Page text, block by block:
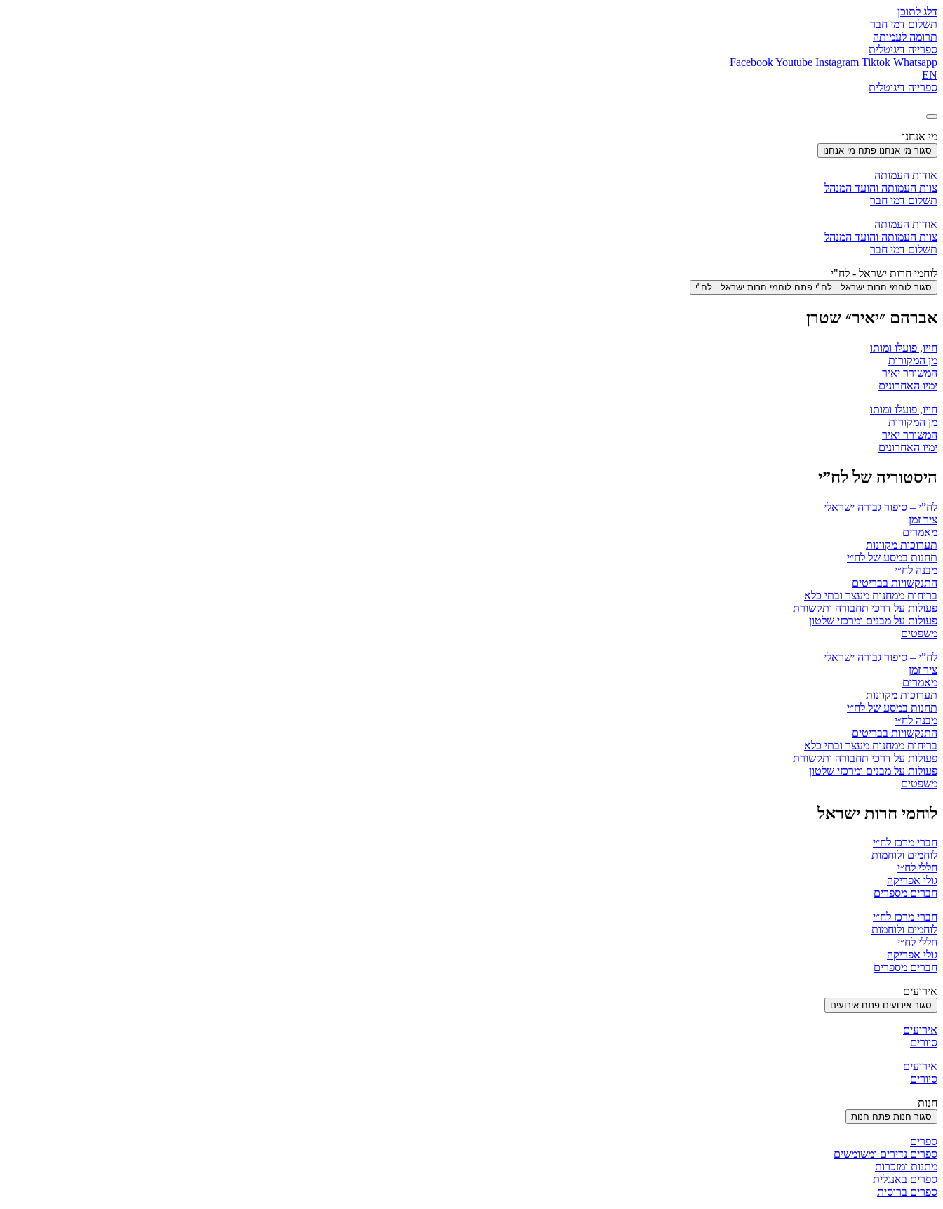
דלג לתוכן
תשלום דמי חבר
תרומה לעמותה
ספרייה דיגיטלית
FacebookYoutube Instagram Tiktok Whatsapp
EN
ספרייה דיגיטלית
מי אנחנו
סגור מי אנחנו פתח מי אנחנו
אודות העמותה
צוות העמותה והועד המנהל
תשלום דמי חבר
אודות העמותה
צוות העמותה והועד המנהל
תשלום דמי חבר
לוחמי חרות ישראל - לח"י
סגור לוחמי חרות ישראל - לח"י פתח לוחמי חרות ישראל - לח"י
אברהם ״יאיר״ שטרן
חייו, פועלו ומותו
מן המקורות
המשורר יאיר
ימיו האחרונים
חייו, פועלו ומותו
מן המקורות
המשורר יאיר
ימיו האחרונים
היסטוריה של לח”י
לח”י – סיפור גבורה ישראלי
ציר זמן
מאמרים
תערוכות מקוונות
תחנות במסע של לח״י
מבנה לח״י
התנקשויות בבריטים
בריחות ממחנות מעצר ובתי כלא
פעולות על דרכי תחבורה ותקשורת
פעולות על מבנים ומרכזי שלטון
משפטים
לח”י – סיפור גבורה ישראלי
ציר זמן
מאמרים
תערוכות מקוונות
תחנות במסע של לח״י
מבנה לח״י
התנקשויות בבריטים
בריחות ממחנות מעצר ובתי כלא
פעולות על דרכי תחבורה ותקשורת
פעולות על מבנים ומרכזי שלטון
משפטים
לוחמי חרות ישראל
חברי מרכז לח״י
לוחמים ולוחמות
חללי לח״י
גולי אפריקה
חברים מספרים
חברי מרכז לח״י
לוחמים ולוחמות
חללי לח״י
גולי אפריקה
חברים מספרים
אירועים
סגור אירועים פתח אירועים
אירועים
סיורים
אירועים
סיורים
חנות
סגור חנות פתח חנות
ספרים
ספרים נדירים ומשומשים
מתנות ומזכרות
ספרים באנגלית
ספרים ברוסית